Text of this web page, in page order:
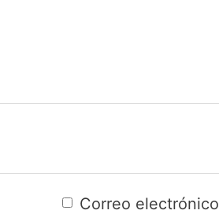
Correo electrónico